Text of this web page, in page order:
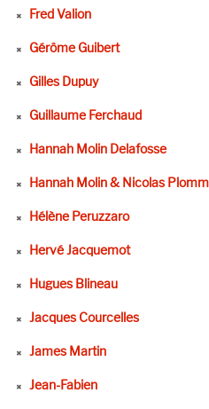
Fred Valion
Gérôme Guibert
Gilles Dupuy
Guillaume Ferchaud
Hannah Molin Delafosse
Hannah Molin & Nicolas
Hélène Peruzzaro
Hervé Jacquemot
Hugues Blineau
Jacques Courcelles
James Martin
Jean-Fabien